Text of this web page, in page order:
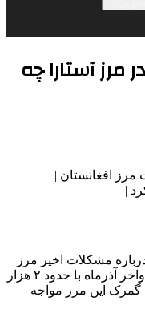
مرز آستارا چه
مشکلات اخیر مرز
آستارا و ازدحام کامیون‌ها اظهارکرد: در اواخر آذرماه با حدود ۲ هزار
گمرک این مرز مواجه